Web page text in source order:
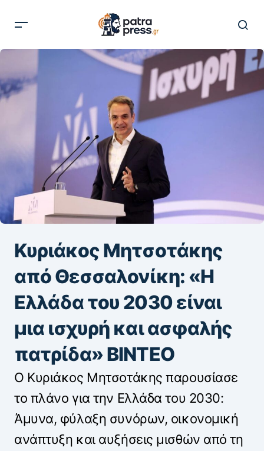
Κυριάκος Μητσοτάκης
από Θεσσαλονίκη: «Η
Ελλάδα του 2030 είναι
μια ισχυρή και ασφαλής
πατρίδα» ΒΙΝΤΕΟ
Ο Κυριάκος Μητσοτάκης παρουσίασε
το πλάνο για την Ελλάδα του 2030:
Άμυνα, φύλαξη συνόρων, οικονομική
ανάπτυξη και αυξήσεις μισθών από τη